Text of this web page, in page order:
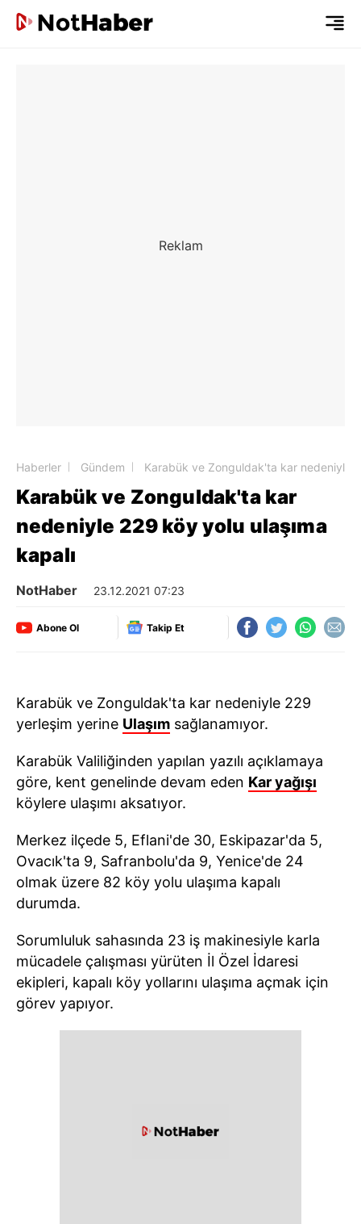
Haberler Gündem Karabük ve Zonguldak'ta kar nedeniyle
Karabük ve Zonguldak'ta kar
nedeniyle 229 köy yolu ulaşıma
kapalı
NotHaber 23.12.2021 07:23
Abone Ol Takip Et
Karabük ve Zonguldak'ta kar nedeniyle 229
yerleşim yerine Ulaşım sağlanamıyor.
Karabük Valiliğinden yapılan yazılı açıklamaya
göre, kent genelinde devam eden Kar yağışı
köylere ulaşımı aksatıyor.
Merkez ilçede 5, Eflani'de 30, Eskipazar'da 5,
Ovacık'ta 9, Safranbolu'da 9, Yenice'de 24
olmak üzere 82 köy yolu ulaşıma kapalı
durumda.
Sorumluluk sahasında 23 iş makinesiyle karla
mücadele çalışması yürüten İl Özel İdaresi
ekipleri, kapalı köy yollarını ulaşıma açmak için
görev yapıyor.